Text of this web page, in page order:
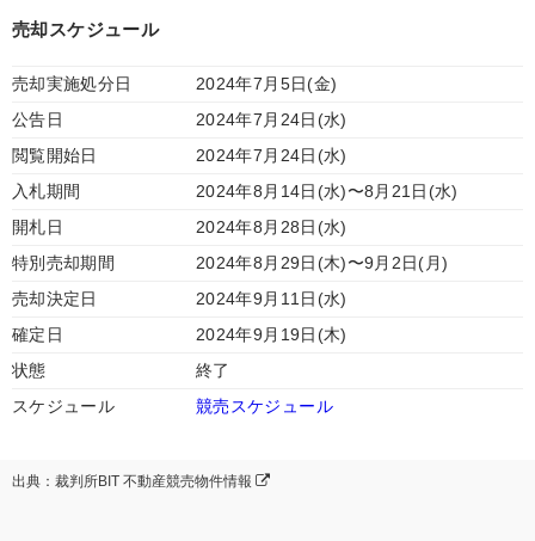
売却スケジュール
売却実施処分日
2024年7月5日(金)
公告日
2024年7月24日(水)
閲覧開始日
2024年7月24日(水)
入札期間
2024年8月14日(水)〜8月21日(水)
開札日
2024年8月28日(水)
特別売却期間
2024年8月29日(木)〜9月2日(月)
売却決定日
2024年9月11日(水)
確定日
2024年9月19日(木)
状態
終了
スケジュール
競売スケジュール
出典：裁判所BIT 不動産競売物件情報